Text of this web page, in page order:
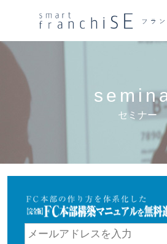
セミナー